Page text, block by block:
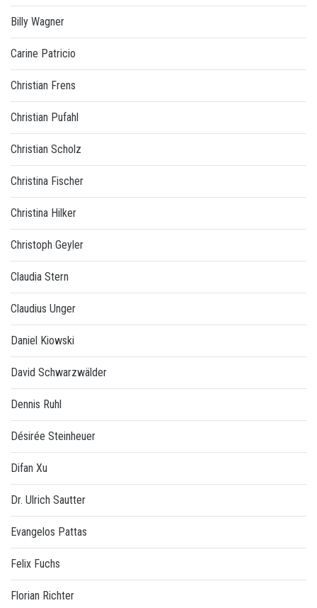
Billy Wagner
Carine Patricio
Christian Frens
Christian Pufahl
Christian Scholz
Christina Fischer
Christina Hilker
Christoph Geyler
Claudia Stern
Claudius Unger
Daniel Kiowski
David Schwarzwälder
Dennis Ruhl
Désirée Steinheuer
Difan Xu
Dr. Ulrich Sautter
Evangelos Pattas
Felix Fuchs
Florian Richter